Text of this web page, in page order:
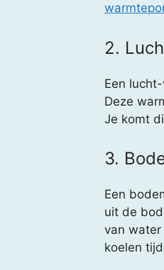
2.
Een
Deze
Je komt
3.
Een
uit de
van water
koelen